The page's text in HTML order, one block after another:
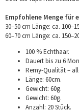
Empfohlene Menge für
30–50 cm Länge: ca.
60–70 cm Länge: ca.
100 % Echthaar.
Dauert bis zu 6
Remy-Qualität –
Länge: 60cm.
Gewicht: 60g.
Gewicht: 60g.
Anzahl: 20 Stück.